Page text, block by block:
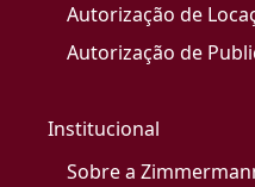
Autorização de
Autorização de
Institucional
Sobre a